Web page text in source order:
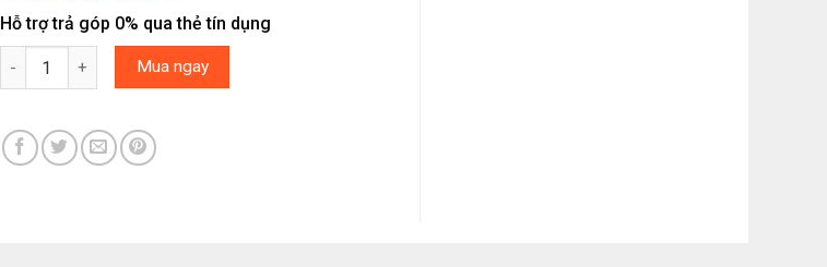
Hỗ trợ trả góp 0% qua thẻ tín dụng
Điều hòa Mitsubishi Heavy inverter 24.000 BTU SRK/SRC71ZRS-W5 số lượng
Mua ngay